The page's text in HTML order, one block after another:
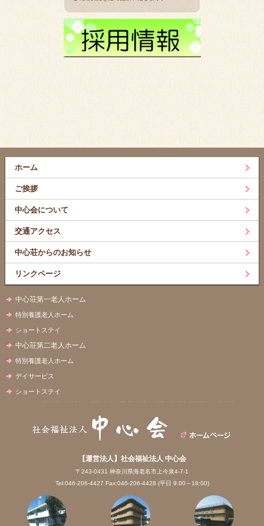
ホーム
ご挨拶
中心会について
交通アクセス
中心荘からのお知らせ
リンクページ
中心荘第一老人ホーム
特別養護老人ホーム
ショートステイ
中心荘第二老人ホーム
特別養護老人ホーム
デイサービス
ショートステイ
【運営法人】社会福祉法人 中心会
〒243-0431 神奈川県海老名市上今泉4-7-1
Tel:046-206-4427 Fax:046-206-4428 (平日 9:00～18:00)